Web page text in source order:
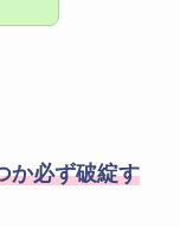
か必ず破綻す